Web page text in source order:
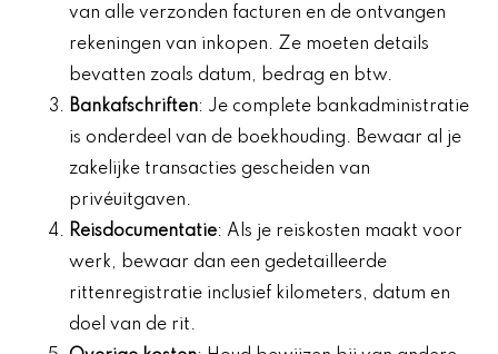
van alle verzonden facturen en de ontvangen
rekeningen van inkopen. Ze moeten details
bevatten zoals datum, bedrag en btw.
Bankafschriften: Je complete bankadministratie
is onderdeel van de boekhouding. Bewaar al je
zakelijke transacties gescheiden van
privéuitgaven.
Reisdocumentatie: Als je reiskosten maakt voor
werk, bewaar dan een gedetailleerde
rittenregistratie inclusief kilometers, datum en
doel van de rit.